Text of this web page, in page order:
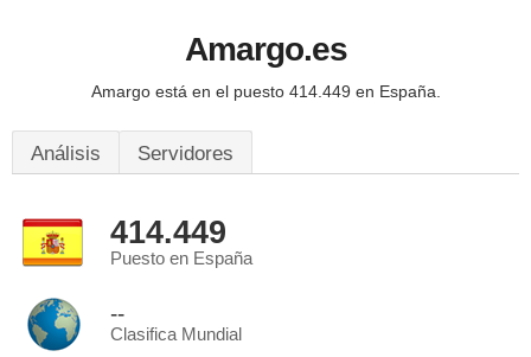
Amargo.es
Amargo está en el puesto 414.449 en España.
Análisis Servidores
414.449
Puesto en España
--
Clasifica Mundial